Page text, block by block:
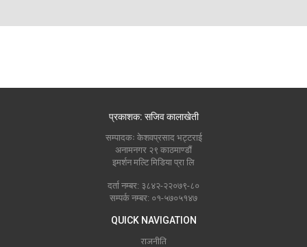
प्रकाशक: सजिव कालाखेती
सम्पादकः केशवप्रसाद भट्टराई
अनामनगर २९ काठमाण्डौं
इमर्शन मल्टि मिडिया प्रा लि
दर्ता नम्बर: ३८४२-२२०७९-८०
सम्पर्क नम्बर: ०१-५७०५१४७
QUICK NAVIGATION
राजनीति